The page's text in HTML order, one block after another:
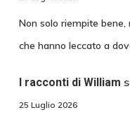
Non solo riempite
che hanno leccato a
I racconti di William
25 Luglio 2026